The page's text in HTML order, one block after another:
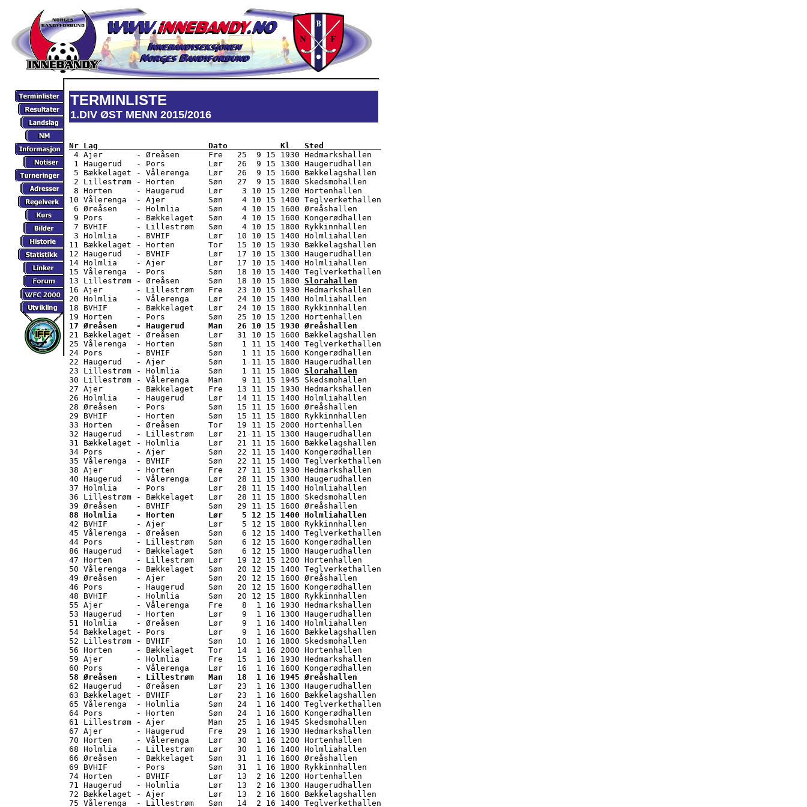
TERMINLISTE
1.DIV ØST MENN 2015/2016
Nr Lag                       Dato           Kl   Sted
4 Ajer       - Øreåsen      Fre   25  9 15 1930 Hedmarkshallen
1 Haugerud   - Pors         Lør   26  9 15 1300 Haugerudhallen
5 Bækkelaget - Vålerenga    Lør   26  9 15 1600 Bækkelagshallen
2 Lillestrøm - Horten       Søn   27  9 15 1800 Skedsmohallen
8 Horten     - Haugerud     Lør    3 10 15 1200 Hortenhallen
10 Vålerenga  - Ajer         Søn    4 10 15 1400 Teglverkethallen
6 Øreåsen    - Holmlia      Søn    4 10 15 1600 Øreåshallen
9 Pors       - Bækkelaget   Søn    4 10 15 1600 Kongerødhallen
7 BVHIF      - Lillestrøm   Søn    4 10 15 1800 Rykkinnhallen
3 Holmlia    - BVHIF        Lør   10 10 15 1400 Holmliahallen
11 Bækkelaget - Horten       Tor   15 10 15 1930 Bækkelagshallen
12 Haugerud   - BVHIF        Lør   17 10 15 1300 Haugerudhallen
14 Holmlia    - Ajer         Lør   17 10 15 1400 Holmliahallen
15 Vålerenga  - Pors         Søn   18 10 15 1400 Teglverkethallen
13 Lillestrøm - Øreåsen      Søn   18 10 15 1800 Slorahallen
16 Ajer       - Lillestrøm   Fre   23 10 15 1930 Hedmarkshallen
20 Holmlia    - Vålerenga    Lør   24 10 15 1400 Holmliahallen
18 BVHIF      - Bækkelaget   Lør   24 10 15 1800 Rykkinnhallen
17 Øreåsen    - Haugerud     Man   26 10 15 1930 Øreåshallen
21 Bækkelaget - Øreåsen      Lør   31 10 15 1600 Bækkelagshallen
25 Vålerenga  - Horten       Søn    1 11 15 1400 Teglverkethallen
24 Pors       - BVHIF        Søn    1 11 15 1600 Kongerødhallen
22 Haugerud   - Ajer         Søn    1 11 15 1800 Haugerudhallen
23 Lillestrøm - Holmlia      Søn    1 11 15 1800 Slorahallen
30 Lillestrøm - Vålerenga    Man    9 11 15 1945 Skedsmohallen
27 Ajer       - Bækkelaget   Fre   13 11 15 1930 Hedmarkshallen
26 Holmlia    - Haugerud     Lør   14 11 15 1400 Holmliahallen
28 Øreåsen    - Pors         Søn   15 11 15 1600 Øreåshallen
29 BVHIF      - Horten       Søn   15 11 15 1800 Rykkinnhallen
33 Horten     - Øreåsen      Tor   19 11 15 2000 Hortenhallen
32 Haugerud   - Lillestrøm   Lør   21 11 15 1300 Haugerudhallen
31 Bækkelaget - Holmlia      Lør   21 11 15 1600 Bækkelagshallen
34 Pors       - Ajer         Søn   22 11 15 1400 Kongerødhallen
35 Vålerenga  - BVHIF        Søn   22 11 15 1400 Teglverkethallen
38 Ajer       - Horten       Fre   27 11 15 1930 Hedmarkshallen
40 Haugerud   - Vålerenga    Lør   28 11 15 1300 Haugerudhallen
37 Holmlia    - Pors         Lør   28 11 15 1400 Holmliahallen
36 Lillestrøm - Bækkelaget   Lør   28 11 15 1800 Skedsmohallen
88 Holmlia    - Horten       Lør    5 12 15 1400 Holmliahallen
42 BVHIF      - Ajer         Lør    5 12 15 1800 Rykkinnhallen
45 Vålerenga  - Øreåsen      Søn    6 12 15 1400 Teglverkethallen
44 Pors       - Lillestrøm   Søn    6 12 15 1600 Kongerødhallen
86 Haugerud   - Bækkelaget   Søn    6 12 15 1800 Haugerudhallen
47 Horten     - Lillestrøm   Lør   19 12 15 1200 Hortenhallen
50 Vålerenga  - Bækkelaget   Søn   20 12 15 1400 Teglverkethallen
49 Øreåsen    - Ajer         Søn   20 12 15 1600 Øreåshallen
46 Pors       - Haugerud     Søn   20 12 15 1600 Kongerødhallen
48 BVHIF      - Holmlia      Søn   20 12 15 1800 Rykkinnhallen
55 Ajer       - Vålerenga    Fre    8  1 16 1930 Hedmarkshallen
53 Haugerud   - Horten       Lør    9  1 16 1300 Haugerudhallen
51 Holmlia    - Øreåsen      Lør    9  1 16 1400 Holmliahallen
54 Bækkelaget - Pors         Lør    9  1 16 1600 Bækkelagshallen
52 Lillestrøm - BVHIF        Søn   10  1 16 1800 Skedsmohallen
56 Horten     - Bækkelaget   Tor   14  1 16 2000 Hortenhallen
59 Ajer       - Holmlia      Fre   15  1 16 1930 Hedmarkshallen
58 Øreåsen    - Lillestrøm   Man   18  1 16 1945 Øreåshallen
62 Haugerud   - Øreåsen      Lør   23  1 16 1300 Haugerudhallen
63 Bækkelaget - BVHIF        Lør   23  1 16 1600 Bækkelagshallen
65 Vålerenga  - Holmlia      Søn   24  1 16 1400 Teglverkethallen
64 Pors       - Horten       Søn   24  1 16 1600 Kongerødhallen
61 Lillestrøm - Ajer         Man   25  1 16 1945 Skedsmohallen
67 Ajer       - Haugerud     Fre   29  1 16 1930 Hedmarkshallen
70 Horten     - Vålerenga    Lør   30  1 16 1200 Hortenhallen
68 Holmlia    - Lillestrøm   Lør   30  1 16 1400 Holmliahallen
66 Øreåsen    - Bækkelaget   Søn   31  1 16 1600 Øreåshallen
69 BVHIF      - Pors         Søn   31  1 16 1800 Rykkinnhallen
74 Horten     - BVHIF        Lør   13  2 16 1200 Hortenhallen
71 Haugerud   - Holmlia      Lør   13  2 16 1300 Haugerudhallen
72 Bækkelaget - Ajer         Lør   13  2 16 1600 Bækkelagshallen
75 Vålerenga  - Lillestrøm   Søn   14  2 16 1400 Teglverkethallen